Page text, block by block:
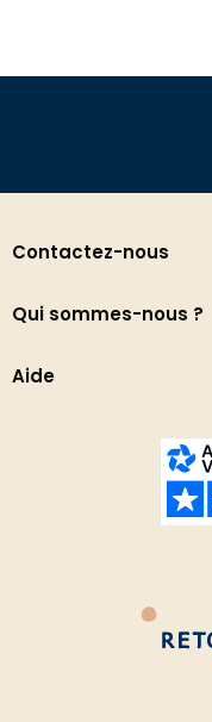
Contactez-nous
Qui sommes-nous ?
Aide